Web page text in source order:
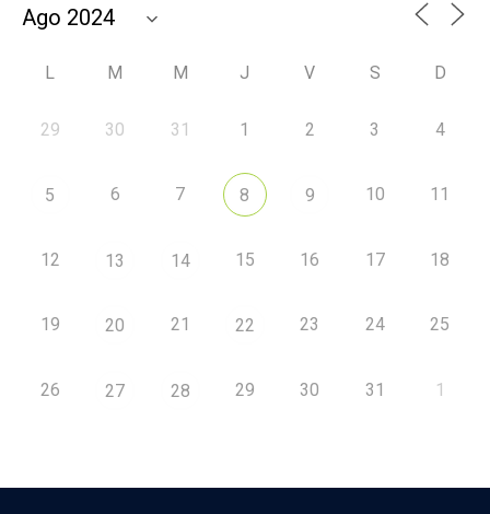
L M M J V S D
29 30 31 1 2 3 4
5 6 7 8 9 10 11
12 13 14 15 16 17 18
19 20 21 22 23 24 25
26 27 28 29 30 31 1